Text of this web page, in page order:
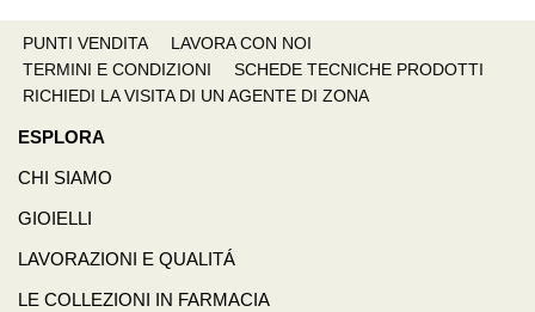
PUNTI VENDITA
LAVORA CON NOI
TERMINI E CONDIZIONI
SCHEDE TECNICHE PRODOTTI
RICHIEDI LA VISITA DI UN AGENTE DI ZONA
ESPLORA
CHI SIAMO
GIOIELLI
LAVORAZIONI E QUALITÁ
LE COLLEZIONI IN FARMACIA